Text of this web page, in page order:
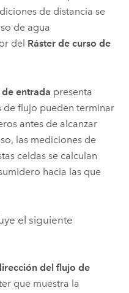
de distancia se
de agua
del Ráster de curso de
entrada presenta
de flujo pueden terminar
antes de alcanzar
las mediciones de
celdas se calculan
hacia las que
el siguiente
del flujo de
que muestra la